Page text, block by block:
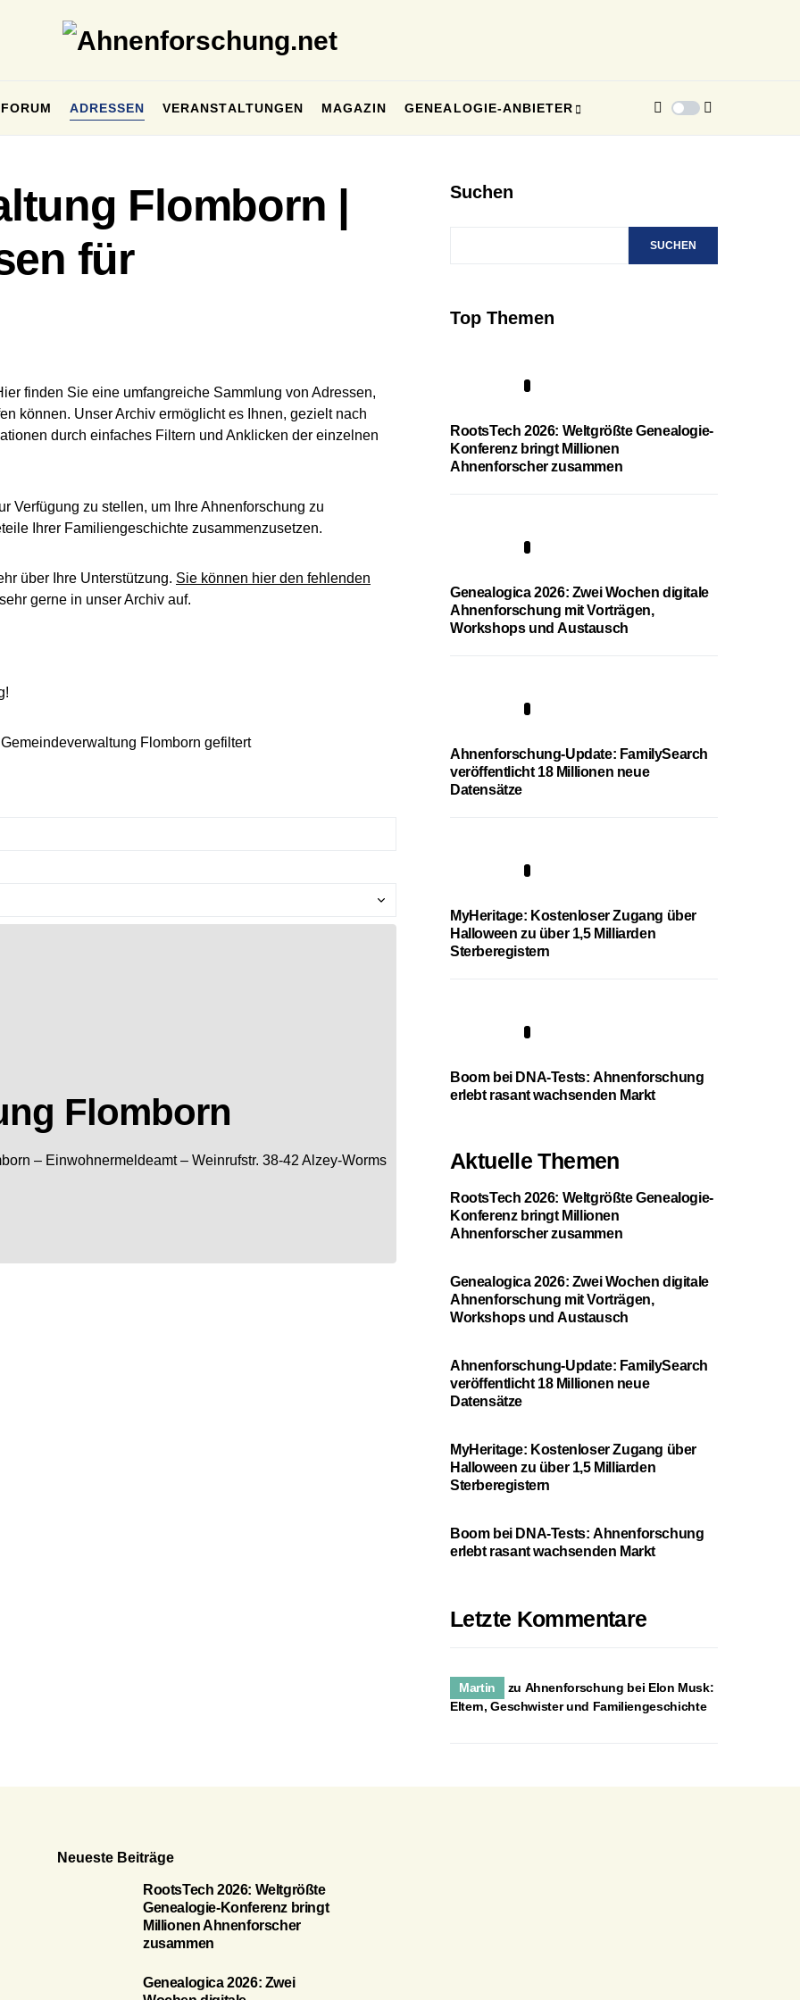
FORUM ADRESSEN VERANSTALTUNGEN MAGAZIN GENEALOGIE-ANBIETER
Flomborn |
für
finden Sie eine umfangreiche Sammlung von Adressen,
können. Unser Archiv ermöglicht es Ihnen, gezielt nach
durch einfaches Filtern und Anklicken der einzelnen
Verfügung zu stellen, um Ihre Ahnenforschung zu
Ihrer Familiengeschichte zusammenzusetzen.
über Ihre Unterstützung. Sie können hier den fehlenden
gerne in unser Archiv auf.
Flomborn gefiltert
Flomborn
– Einwohnermeldeamt – Weinrufstr. 38-42 Alzey-Worms
Suchen
SUCHEN
Top Themen
RootsTech 2026: Weltgrößte Genealogie-
Konferenz bringt Millionen
Ahnenforscher zusammen
Genealogica 2026: Zwei Wochen digitale
Ahnenforschung mit Vorträgen,
Workshops und Austausch
Ahnenforschung-Update: FamilySearch
veröffentlicht 18 Millionen neue
Datensätze
MyHeritage: Kostenloser Zugang über
Halloween zu über 1,5 Milliarden
Sterberegistern
Boom bei DNA-Tests: Ahnenforschung
erlebt rasant wachsenden Markt
Aktuelle Themen
RootsTech 2026: Weltgrößte Genealogie-
Konferenz bringt Millionen
Ahnenforscher zusammen
Genealogica 2026: Zwei Wochen digitale
Ahnenforschung mit Vorträgen,
Workshops und Austausch
Ahnenforschung-Update: FamilySearch
veröffentlicht 18 Millionen neue
Datensätze
MyHeritage: Kostenloser Zugang über
Halloween zu über 1,5 Milliarden
Sterberegistern
Boom bei DNA-Tests: Ahnenforschung
erlebt rasant wachsenden Markt
Letzte Kommentare
Martin zu Ahnenforschung bei Elon Musk:
Eltern, Geschwister und Familiengeschichte
Neueste Beiträge
RootsTech 2026: Weltgrößte
Genealogie-Konferenz bringt
Millionen Ahnenforscher
zusammen
Genealogica 2026: Zwei